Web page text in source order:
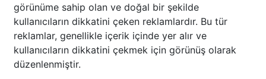
görünüme sahip olan ve doğal bir şekilde
kullanıcıların dikkatini çeken reklamlardır. Bu tür
reklamlar, genellikle içerik içinde yer alır ve
kullanıcıların dikkatini çekmek için görünüş olarak
düzenlenmiştir.